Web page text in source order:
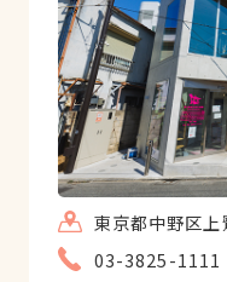
東京都中野区
03-3825-1111